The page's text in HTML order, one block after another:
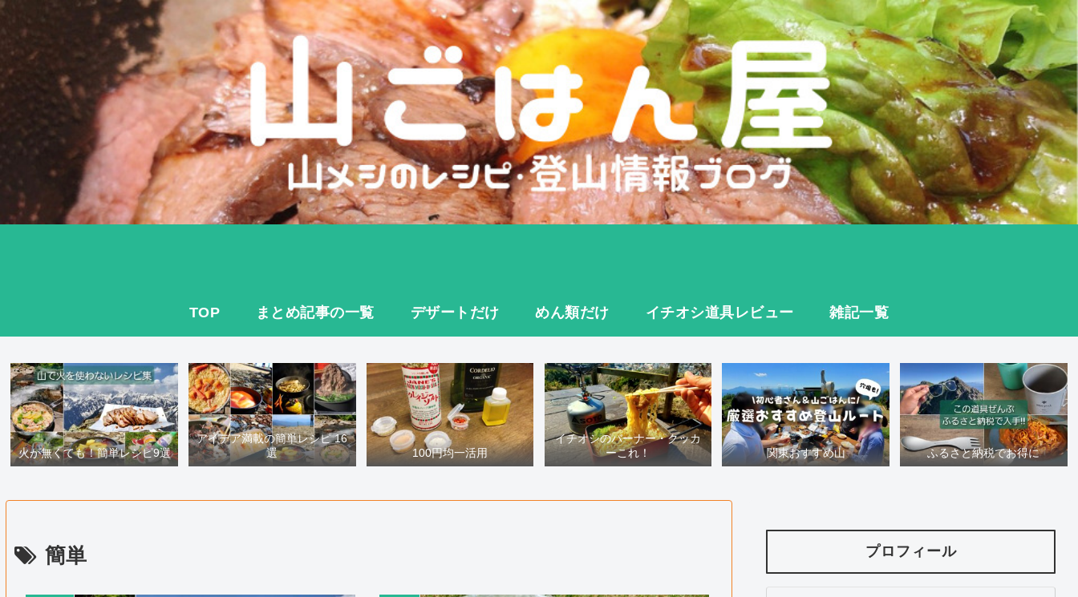
TOP まとめ記事の一覧 デザートだけ めん類だけ イチオシ道具レビュー 雑記一覧
火が無くても！簡単レシピ9選
アイデア満載の簡単レシピ 16
選
100円均一活用
イチオシのバーナー・クッカ
ーこれ！
関東おすすめ山 ふるさと納税でお得に
簡単 プロフィール